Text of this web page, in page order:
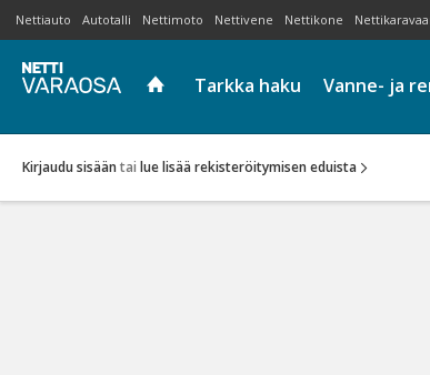
Nettiauto Autotalli Nettimoto Nettivene Nettikone
Tarkka haku Vanne- ja
Kirjaudu sisään tai lue lisää rekisteröitymisen eduista